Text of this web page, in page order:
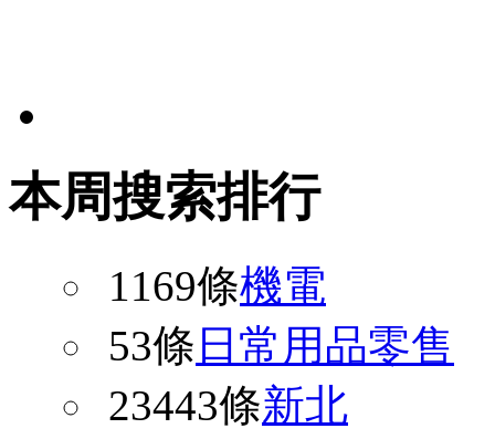
本周搜索排行
1169條機電
53條日常用品零售
23443條新北